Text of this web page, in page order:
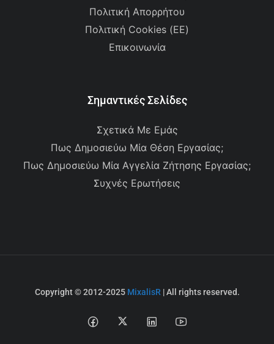
Πολιτική Απορρήτου
Πολιτική Cookies (ΕΕ)
Επικοινωνία
Σημαντικές Σελίδες
Σχετικά Με Εμάς
Πως Δημοσιεύω Μία Θέση Εργασίας;
Πως Δημοσιεύω Μία Αγγελία Ζήτησης Εργασίας;
Συχνές Ερωτήσεις
Copyright © 2012-2025 MixalisR | All rights reserved.